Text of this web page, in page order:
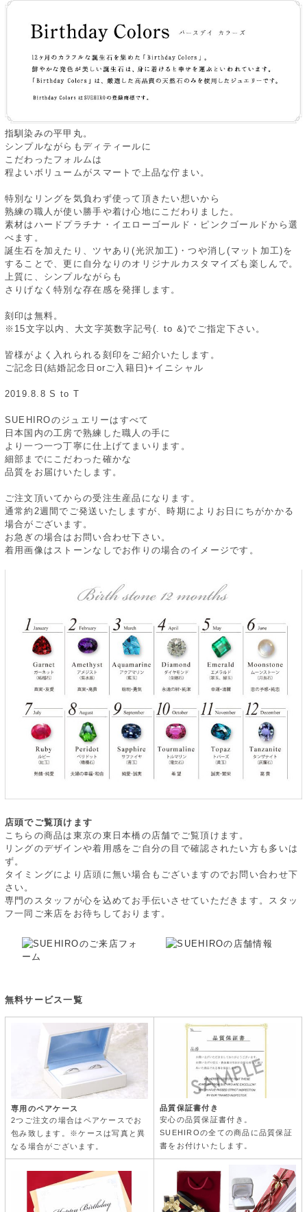
指馴染みの平甲丸。
シンプルながらもディティールに
こだわったフォルムは
程よいボリュームがスマートで上品な佇まい。
特別なリングを気負わず使って頂きたい想いから
熟練の職人が使い勝手や着け心地にこだわりました。
素材はハードプラチナ・イエローゴールド・ピンクゴールドから選
べます。
誕生石を加えたり、ツヤあり(光沢加工)・つや消し(マット加工)を
することで、更に自分なりのオリジナルカスタマイズも楽しんで。
上質に、シンプルながらも
さりげなく特別な存在感を発揮します。
刻印は無料。
※15文字以内、大文字英数字記号(. to &)でご指定下さい。
皆様がよく入れられる刻印をご紹介いたします。
ご記念日(結婚記念日orご入籍日)+イニシャル
2019.8.8 S to T
SUEHIROのジュエリーはすべて
日本国内の工房で熟練した職人の手に
より一つ一つ丁寧に仕上げてまいります。
細部までにこだわった確かな
品質をお届けいたします。
ご注文頂いてからの受注生産品になります。
通常約2週間でご発送いたしますが、時期によりお日にちがかかる
場合がございます。
お急ぎの場合はお問い合わせ下さい。
着用画像はストーンなしでお作りの場合のイメージです。
店頭でご覧頂けます
こちらの商品は東京の東日本橋の店舗でご覧頂けます。
リングのデザインや着用感をご自分の目で確認されたい方も多いは
ず。
タイミングにより店頭に無い場合もございますのでお問い合わせ下
さい。
専門のスタッフが心を込めてお手伝いさせていただきます。スタッ
フ一同ご来店をお待ちしております。
無料サービス一覧
専用のペアケース
2つご注文の場合はペアケースでお
包み致します。※ケースは写真と異
なる場合がございます。
品質保証書付き
安心の品質保証書付き。
SUEHIROの全ての商品に品質保証
書をお付けいたします。